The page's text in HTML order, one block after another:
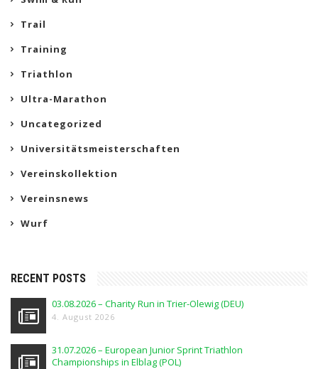
Trail
Training
Triathlon
Ultra-Marathon
Uncategorized
Universitätsmeisterschaften
Vereinskollektion
Vereinsnews
Wurf
RECENT POSTS
03.08.2026 – Charity Run in Trier-Olewig (DEU)
4. August 2026
31.07.2026 – European Junior Sprint Triathlon
Championships in Elblag (POL)